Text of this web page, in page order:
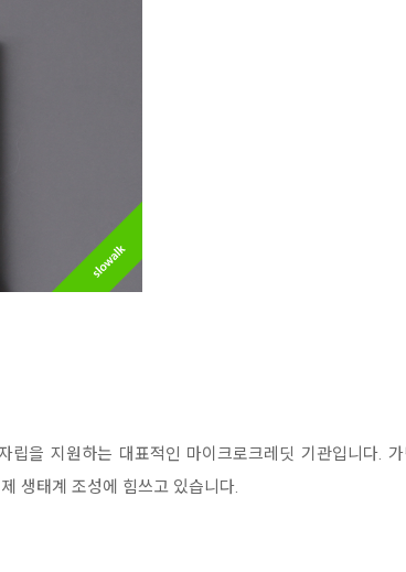
립을 지원하는 대표적인 마이크로크레딧 기관입니다.
생태계 조성에 힘쓰고 있습니다.